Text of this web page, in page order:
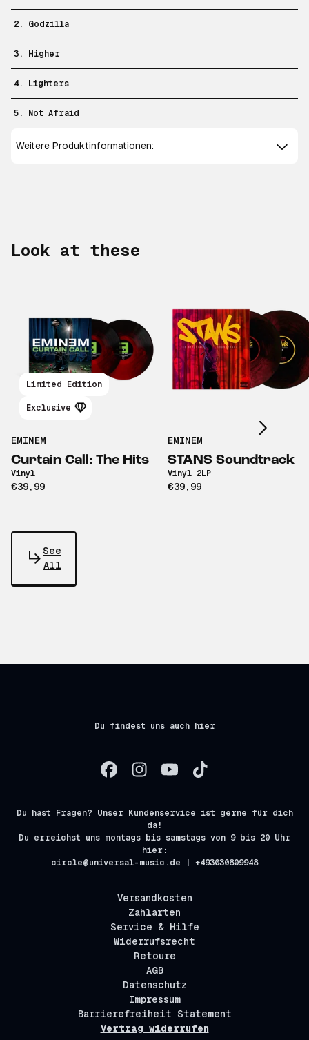
2. Godzilla
3. Higher
4. Lighters
5. Not Afraid
Weitere Produktinformationen:
Look at these
Limited Edition
Exclusive
EMINEM
Curtain Call: The Hits
Vinyl
€39,99
EMINEM
STANS Soundtrack
Vinyl 2LP
€39,99
Scroll right
See
All
Du findest uns auch hier
Du hast Fragen? Unser Kundenservice ist gerne für dich
da!
Du erreichst uns montags bis samstags von 9 bis 20 Uhr
hier:
circle@universal-music.de | +493030809948
Versandkosten
Zahlarten
Service & Hilfe
Widerrufsrecht
Retoure
AGB
Datenschutz
Impressum
Barrierefreiheit Statement
Vertrag widerrufen